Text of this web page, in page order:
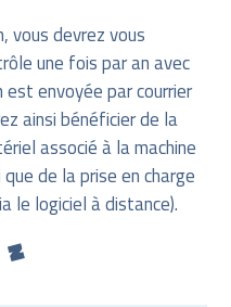
vous devrez vous
une fois par an avec
est envoyée par courrier
ainsi bénéficier de la
associé à la machine
de la prise en charge
le logiciel à distance).